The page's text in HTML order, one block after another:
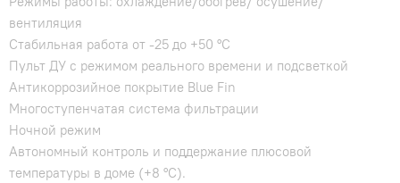
вентиляция
Стабильная работа от -25 до +50 °C
Пульт ДУ с режимом реального времени и подсветкой
Антикоррозийное покрытие Blue Fin
Многоступенчатая система фильтрации
Ночной режим
Автономный контроль и поддержание плюсовой
температуры в доме (+8 °C).